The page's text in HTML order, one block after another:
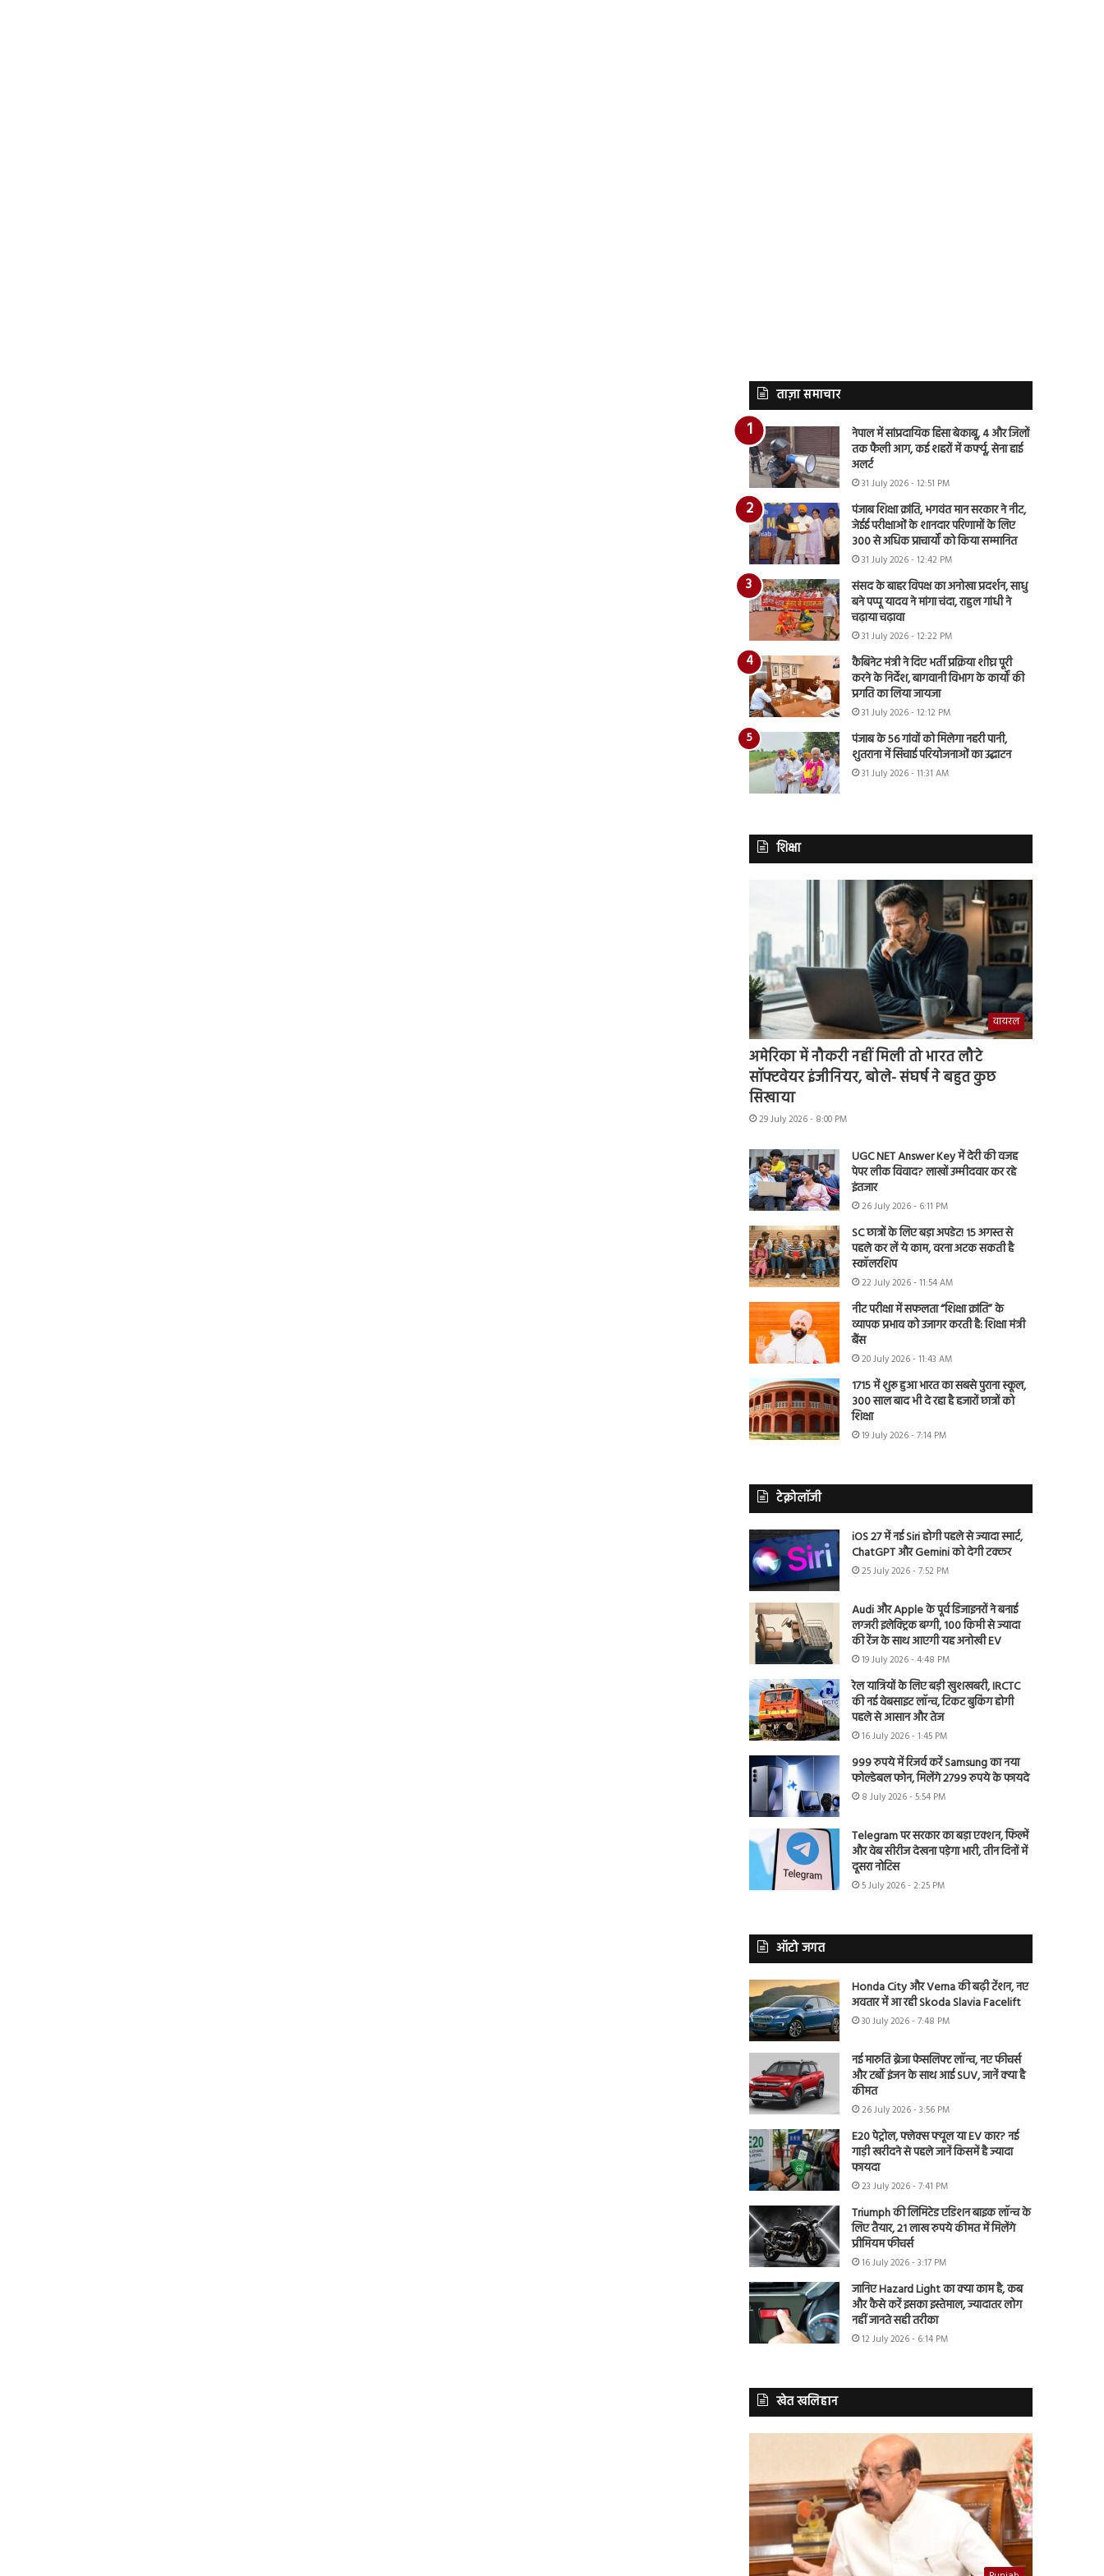
ताज़ा समाचार
नेपाल में सांप्रदायिक हिंसा बेकाबू, 4 और जिलों
तक फैली आग, कई शहरों में कर्फ्यू, सेना हाई
अलर्ट
31 July 2026 - 12:51 PM
पंजाब शिक्षा क्रांति, भगवंत मान सरकार ने नीट,
जेईई परीक्षाओं के शानदार परिणामों के लिए
300 से अधिक प्राचार्यों को किया सम्मानित
31 July 2026 - 12:42 PM
संसद के बाहर विपक्ष का अनोखा प्रदर्शन, साधु
बने पप्पू यादव ने मांगा चंदा, राहुल गांधी ने
चढ़ाया चढ़ावा
31 July 2026 - 12:22 PM
कैबिनेट मंत्री ने दिए भर्ती प्रक्रिया शीघ्र पूरी
करने के निर्देश, बागवानी विभाग के कार्यों की
प्रगति का लिया जायजा
31 July 2026 - 12:12 PM
पंजाब के 56 गांवों को मिलेगा नहरी पानी,
शुतराना में सिंचाई परियोजनाओं का उद्घाटन
31 July 2026 - 11:31 AM
शिक्षा
वायरल
अमेरिका में नौकरी नहीं मिली तो भारत लौटे
सॉफ्टवेयर इंजीनियर, बोले- संघर्ष ने बहुत कुछ
सिखाया
29 July 2026 - 8:00 PM
UGC NET Answer Key में देरी की वजह
पेपर लीक विवाद? लाखों उम्मीदवार कर रहे
इंतजार
26 July 2026 - 6:11 PM
SC छात्रों के लिए बड़ा अपडेट! 15 अगस्त से
पहले कर लें ये काम, वरना अटक सकती है
स्कॉलरशिप
22 July 2026 - 11:54 AM
नीट परीक्षा में सफलता “शिक्षा क्रांति” के
व्यापक प्रभाव को उजागर करती है: शिक्षा मंत्री
बैंस
20 July 2026 - 11:43 AM
1715 में शुरू हुआ भारत का सबसे पुराना स्कूल,
300 साल बाद भी दे रहा है हजारों छात्रों को
शिक्षा
19 July 2026 - 7:14 PM
टेक्नोलॉजी
iOS 27 में नई Siri होगी पहले से ज्यादा स्मार्ट,
ChatGPT और Gemini को देगी टक्कर
25 July 2026 - 7:52 PM
Audi और Apple के पूर्व डिजाइनरों ने बनाई
लग्जरी इलेक्ट्रिक बग्गी, 100 किमी से ज्यादा
की रेंज के साथ आएगी यह अनोखी EV
19 July 2026 - 4:48 PM
रेल यात्रियों के लिए बड़ी खुशखबरी, IRCTC
की नई वेबसाइट लॉन्च, टिकट बुकिंग होगी
पहले से आसान और तेज
16 July 2026 - 1:45 PM
999 रुपये में रिजर्व करें Samsung का नया
फोल्डेबल फोन, मिलेंगे 2799 रुपये के फायदे
8 July 2026 - 5:54 PM
Telegram पर सरकार का बड़ा एक्शन, फिल्में
और वेब सीरीज देखना पड़ेगा भारी, तीन दिनों में
दूसरा नोटिस
5 July 2026 - 2:25 PM
ऑटो जगत
Honda City और Verna की बढ़ी टेंशन, नए
अवतार में आ रही Skoda Slavia Facelift
30 July 2026 - 7:48 PM
नई मारुति ब्रेजा फेसलिफ्ट लॉन्च, नए फीचर्स
और टर्बो इंजन के साथ आई SUV, जानें क्या है
कीमत
26 July 2026 - 3:56 PM
E20 पेट्रोल, फ्लेक्स फ्यूल या EV कार? नई
गाड़ी खरीदने से पहले जानें किसमें है ज्यादा
फायदा
23 July 2026 - 7:41 PM
Triumph की लिमिटेड एडिशन बाइक लॉन्च के
लिए तैयार, 21 लाख रुपये कीमत में मिलेंगे
प्रीमियम फीचर्स
16 July 2026 - 3:17 PM
जानिए Hazard Light का क्या काम है, कब
और कैसे करें इसका इस्तेमाल, ज्यादातर लोग
नहीं जानते सही तरीका
12 July 2026 - 6:14 PM
खेत खलिहान